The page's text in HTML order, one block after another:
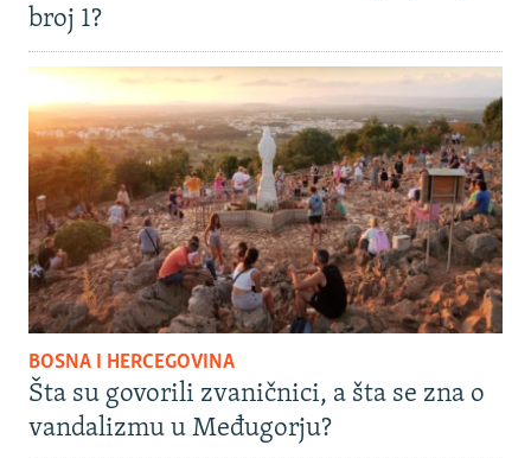
broj 1?
BOSNA I HERCEGOVINA
Šta su govorili zvaničnici, a šta se zna o
vandalizmu u Međugorju?